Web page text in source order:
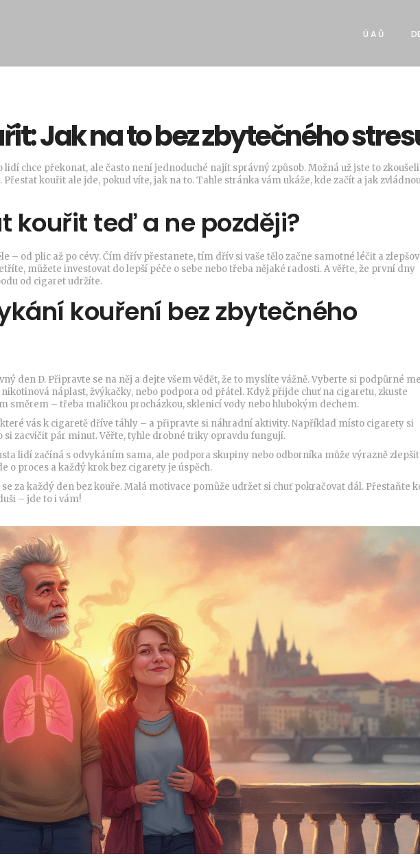
Ú A Ů
Jak na to bez zbytečného
chce překonat, ale často není jednoduché najít správný způsob. Možná už jste to
kouřit ale jde, pokud víte, jak na to. Tahle stránka vám ukáže, kde začít a jak
kouřit teď a ne později?
– od plic až po cévy. Čím dřív přestanete, tím dřív si vaše tělo začne samotné léčit a
můžete investovat do lepší péče o sebe nebo třeba nějaké radosti. A věřte, že první dny
od cigaret udržíte.
kouření bez zbytečného
den D. Připravte se na něj a dejte všem vědět, že to myslíte vážně. Vyberte si podpůrné
náplast, žvýkačky, nebo podpora od přátel. Když přijde chuť na cigaretu, zkuste
směrem – třeba maličkou procházkou, sklenicí vody nebo hlubokým dechem.
vás k cigaretě dříve táhly – a připravte si náhradní aktivity. Například místo cigarety si
si zacvičit pár minut. Věřte, tyhle drobné triky opravdu fungují.
lidí začíná s odvykáním sama, ale podpora skupiny nebo odborníka může výrazně
o proces a každý krok bez cigarety je úspěch.
za každý den bez kouře. Malá motivace pomůže udržet si chuť pokračovat dál. Přestaňte
– jde to i vám!